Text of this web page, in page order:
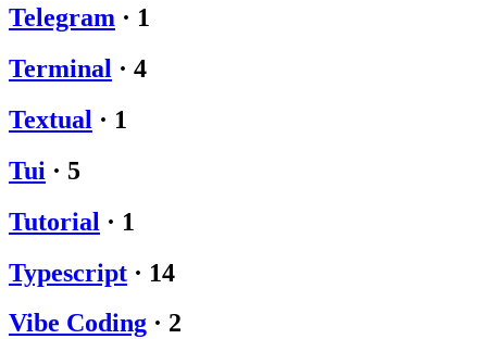
Telegram · 1
Terminal · 4
Textual · 1
Tui · 5
Tutorial · 1
Typescript · 14
Vibe Coding · 2